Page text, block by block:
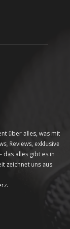
über alles, was mit
Reviews, exklusive
das alles gibt es in
zeichnet uns aus.